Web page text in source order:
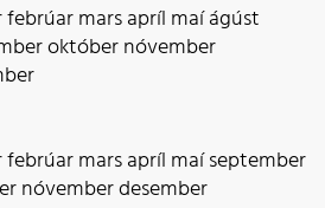
febrúarmarsapríl maíágúst
októbernóvember
febrúarmarsapríl maíseptember
nóvemberdesember